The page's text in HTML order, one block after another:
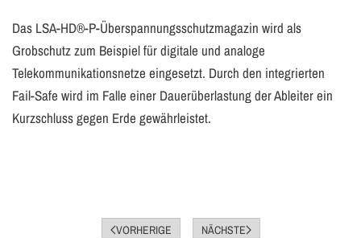
Das LSA-HD®-P-Überspannungsschutzmagazin wird als
Grobschutz zum Beispiel für digitale und analoge
Telekommunikationsnetze eingesetzt. Durch den integrierten
Fail-Safe wird im Falle einer Dauerüberlastung der Ableiter ein
Kurzschluss gegen Erde gewährleistet.
VORHERIGE NÄCHSTE